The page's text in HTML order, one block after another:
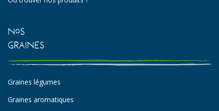
Nos
Graines
Graines légumes
Graines aromatiques